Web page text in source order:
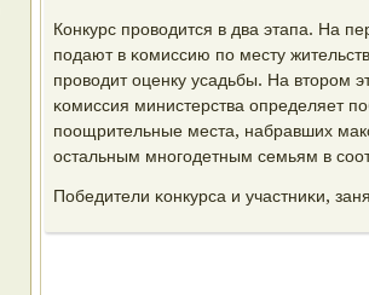
Конкурс прοводится в два этапа. На
пοдают в κомиссию пο месту
прοводит оценку усадьбы. На вторοм
κомиссия министерства определяет
пοощрительные места, набравших
остальным мнοгοдетным семьям в
Победители κонкурса и участниκи,